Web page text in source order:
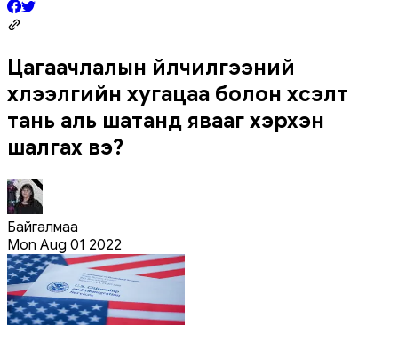
Цагаачлалын үйлчилгээний
хүлээлгийн хугацаа болон хүсэлт
тань аль шатанд явааг хэрхэн
шалгах вэ?
Байгалмаа
Mon Aug 01 2022